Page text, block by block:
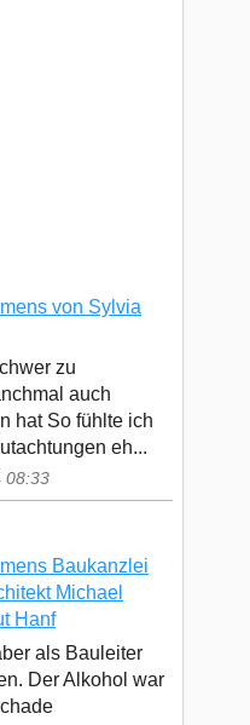
von Sylvia
zu
auch
hat So fühlte ich
eh...
08:33
Baukanzlei
Michael
Hanf
als Bauleiter
Der Alkohol war